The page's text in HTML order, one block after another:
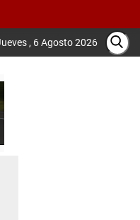
, 6 Agosto 2026